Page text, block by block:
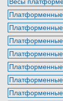
Платформенные
Платформенные
Платформенные
Платформенные
Платформенные
Платформенные